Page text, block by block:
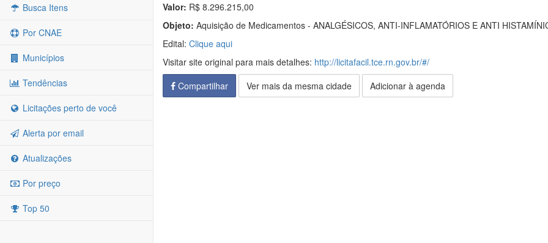
Busca Itens
Por CNAE
Municípios
Tendências
Licitações perto de você
Alerta por email
Atualizações
Por preço
Top 50
Valor: R$ 8.296.215,00
Objeto: Aquisição de Medicamentos - ANALGÉSICOS, ANTI-INFLAMATÓRIOS E ANTI
Edital: Clique aqui
Visitar site original para mais detalhes: http://licitafacil.tce.rn.gov.br/#/
Compartilhar
Ver mais da mesma cidade Adicionar à agenda